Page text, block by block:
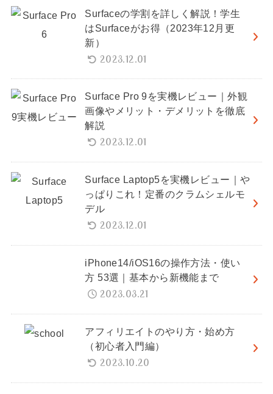
Surfaceの学割を詳しく解説！学生
はSurfaceがお得（2023年12月更
新）
2023.12.01
Surface Pro 9を実機レビュー｜外観
画像やメリット・デメリットを徹底
解説
2023.12.01
Surface Laptop5を実機レビュー｜や
っぱりこれ！定番のクラムシェルモ
デル
2023.12.01
iPhone14/iOS16の操作方法・使い
方 53選｜基本から新機能まで
2023.03.21
アフィリエイトのやり方・始め方
（初心者入門編）
2023.10.20